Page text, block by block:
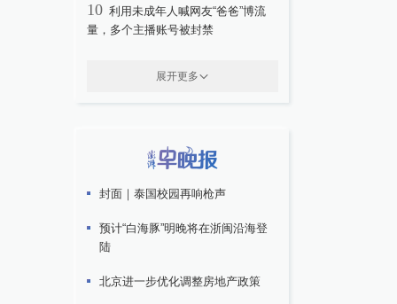
10 利用未成年人喊网友“爸爸”博流
量，多个主播账号被封禁
展开更多
封面｜泰国校园再响枪声
预计“白海豚”明晚将在浙闽沿海登
陆
北京进一步优化调整房地产政策